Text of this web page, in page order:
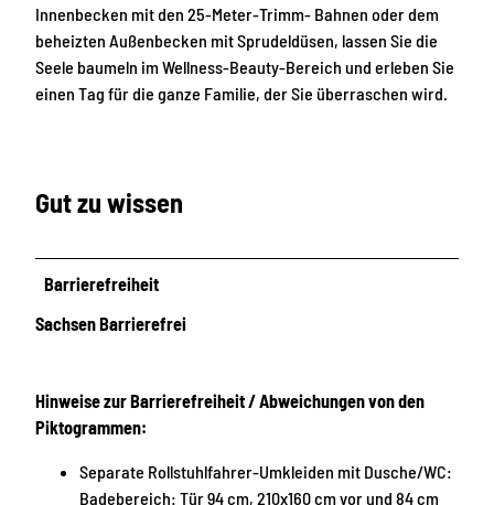
Innenbecken mit den 25-Meter-Trimm- Bahnen oder dem
beheizten Außenbecken mit Sprudeldüsen, lassen Sie die
Seele baumeln im Wellness-Beauty-Bereich und erleben Sie
einen Tag für die ganze Familie, der Sie überraschen wird.
Gut zu wissen
Barrierefreiheit
Sachsen Barrierefrei
Hinweise zur Barrierefreiheit / Abweichungen von den
Piktogrammen:
Separate Rollstuhlfahrer-Umkleiden mit Dusche/WC:
Badebereich: Tür 94 cm, 210x160 cm vor und 84 cm